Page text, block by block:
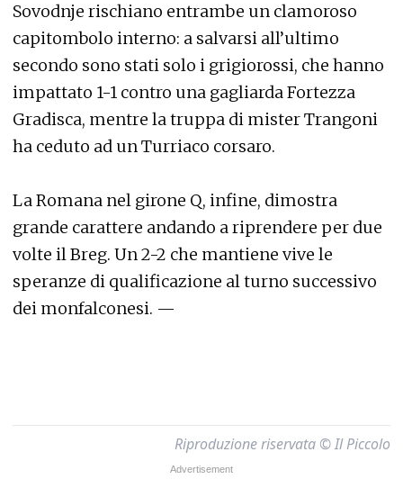
Sovodnje rischiano entrambe un clamoroso
capitombolo interno: a salvarsi all’ultimo
secondo sono stati solo i grigiorossi, che hanno
impattato 1-1 contro una gagliarda Fortezza
Gradisca, mentre la truppa di mister Trangoni
ha ceduto ad un Turriaco corsaro.
La Romana nel girone Q, infine, dimostra
grande carattere andando a riprendere per due
volte il Breg. Un 2-2 che mantiene vive le
speranze di qualificazione al turno successivo
dei monfalconesi. —
Riproduzione riservata © Il Piccolo